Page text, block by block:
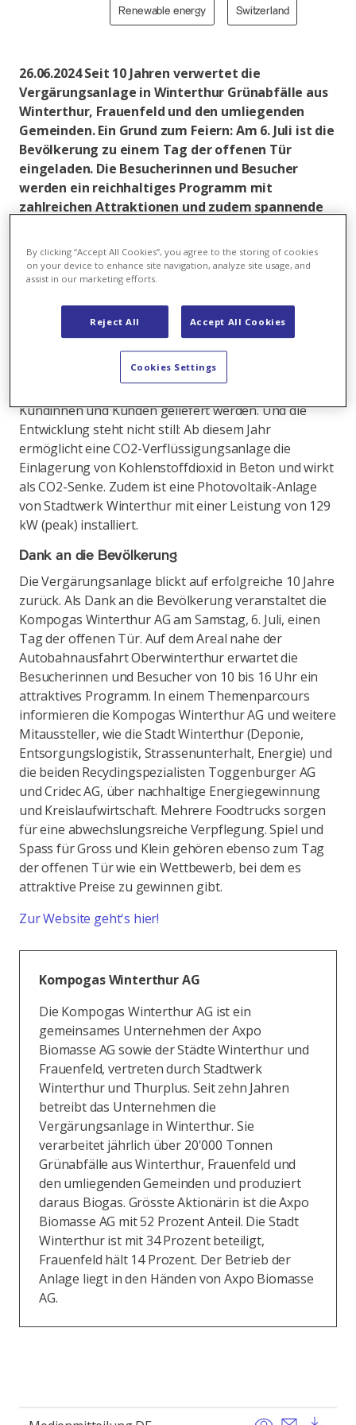
Renewable energy Switzerland
26.06.2024 Seit 10 Jahren verwertet die
Vergärungsanlage in Winterthur Grünabfälle aus
Winterthur, Frauenfeld und den umliegenden
Gemeinden. Ein Grund zum Feiern: Am 6. Juli ist die
Bevölkerung zu einem Tag der offenen Tür
eingeladen. Die Besucherinnen und Besucher
werden ein reichhaltiges Programm mit
zahlreichen Attraktionen und zudem spannende
Bioabfällen und Kreislaufwirtschaft erleben.
Rund 210'000 Tonnen Grünabfälle hat die
Jahren verwertet. Daraus hat sie über 115 Millionen
kWh hochwertiges Biogas gewonnen und in das
Winterthurer Gasnetz eingespeist. Hinzu kommen
Tonnen von Erden-, Dünger- und Holzprodukten, die
Kundinnen und Kunden geliefert werden. Und die
Entwicklung steht nicht still: Ab diesem Jahr
ermöglicht eine CO2-Verflüssigungsanlage die
Einlagerung von Kohlenstoffdioxid in Beton und wirkt
als CO2-Senke. Zudem ist eine Photovoltaik-Anlage
von Stadtwerk Winterthur mit einer Leistung von 129
kW (peak) installiert.
Dank an die Bevölkerung
Die Vergärungsanlage blickt auf erfolgreiche 10 Jahre
zurück. Als Dank an die Bevölkerung veranstaltet die
Kompogas Winterthur AG am Samstag, 6. Juli, einen
Tag der offenen Tür. Auf dem Areal nahe der
Autobahnausfahrt Oberwinterthur erwartet die
Besucherinnen und Besucher von 10 bis 16 Uhr ein
attraktives Programm. In einem Themenparcours
informieren die Kompogas Winterthur AG und weitere
Mitaussteller, wie die Stadt Winterthur (Deponie,
Entsorgungslogistik, Strassenunterhalt, Energie) und
die beiden Recyclingspezialisten Toggenburger AG
und Cridec AG, über nachhaltige Energiegewinnung
und Kreislaufwirtschaft. Mehrere Foodtrucks sorgen
für eine abwechslungsreiche Verpflegung. Spiel und
Spass für Gross und Klein gehören ebenso zum Tag
der offenen Tür wie ein Wettbewerb, bei dem es
attraktive Preise zu gewinnen gibt.
Zur Website geht's hier!
Kompogas Winterthur AG
Die Kompogas Winterthur AG ist ein
gemeinsames Unternehmen der Axpo
Biomasse AG sowie der Städte Winterthur und
Frauenfeld, vertreten durch Stadtwerk
Winterthur und Thurplus. Seit zehn Jahren
betreibt das Unternehmen die
Vergärungsanlage in Winterthur. Sie
verarbeitet jährlich über 20'000 Tonnen
Grünabfälle aus Winterthur, Frauenfeld und
den umliegenden Gemeinden und produziert
daraus Biogas. Grösste Aktionärin ist die Axpo
Biomasse AG mit 52 Prozent Anteil. Die Stadt
Winterthur ist mit 34 Prozent beteiligt,
Frauenfeld hält 14 Prozent. Der Betrieb der
Anlage liegt in den Händen von Axpo Biomasse
AG.
View Send
By clicking “Accept All Cookies”, you agree to the storing of cookies
on your device to enhance site navigation, analyze site usage, and
assist in our marketing efforts.
Reject All Accept All Cookies
Cookies Settings